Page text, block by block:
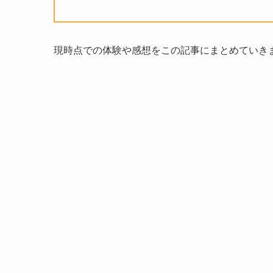
現時点での体験や感想をこの記事にまとめていき